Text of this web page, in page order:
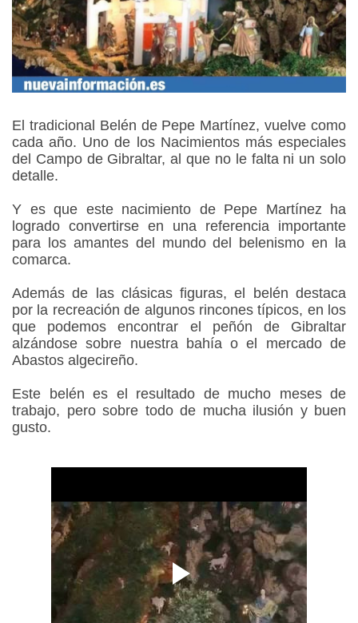
El tradicional Belén de Pepe Martínez, vuelve como
cada año. Uno de los Nacimientos más especiales
del Campo de Gibraltar, al que no le falta ni un solo
detalle.
Y es que este nacimiento de Pepe Martínez ha
logrado convertirse en una referencia importante
para los amantes del
mundo del belenismo en la
comarca.
Además de las clásicas figuras, el belén destaca
por la recreación de algunos rincones típicos, en los
que podemos encontrar el peñón de Gibraltar
alzándose sobre nuestra bahía o el mercado de
Abastos algecireño.
Este belén es el resultado de mucho meses de
trabajo, pero sobre todo de mucha ilusión y buen
gusto.